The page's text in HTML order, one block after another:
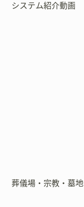
システム紹介動画
葬儀場・宗教・墓